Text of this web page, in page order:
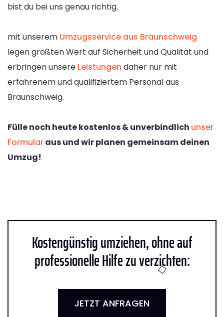
bist du bei uns genau richtig.
mit unserem Umzugsservice aus Braunschweig
legen größten Wert auf Sicherheit und Qualität und
erbringen unsere Leistungen daher nur mit
erfahrenem und qualifiziertem Personal aus
Braunschweig.
Fülle noch heute kostenlos & unverbindlich unser
Formularaus und wir planen gemeinsam deinen
Umzug!
Kostengünstig umziehen, ohne auf
professionelle Hilfe zu verzichten:
JETZT ANFRAGEN